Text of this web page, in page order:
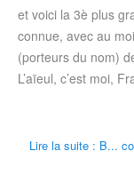
et voici la 3è plus
connue, avec au
(porteurs du nom)
L’aïeul, c’est moi,
Lire la suite : B...